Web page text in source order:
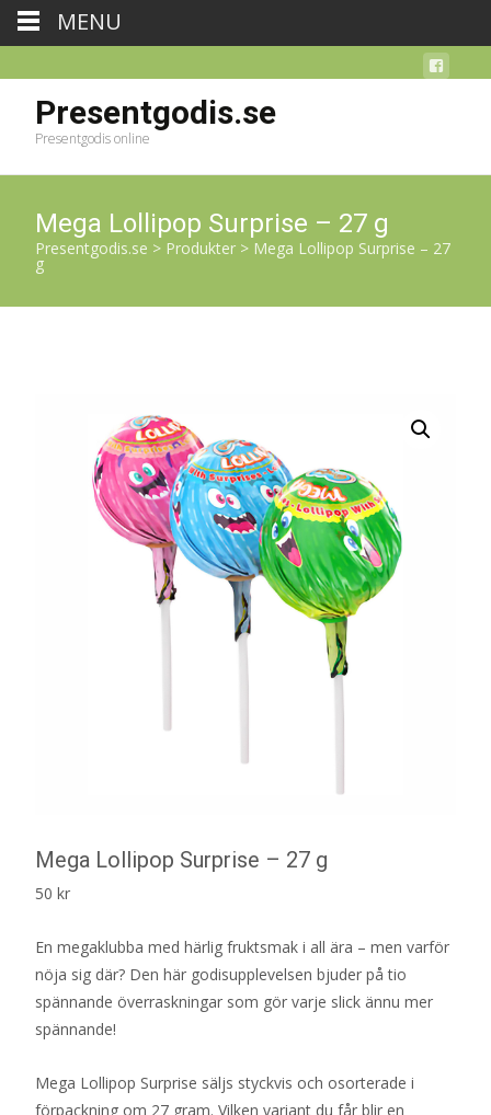
Presentgodis.se
Presentgodis online
Mega Lollipop Surprise – 27 g
Presentgodis.se > Produkter > Mega Lollipop Surprise – 27
g
Mega Lollipop Surprise – 27 g
50 kr
En megaklubba med härlig fruktsmak i all ära – men varför
nöja sig där? Den här godisupplevelsen bjuder på tio
spännande överraskningar som gör varje slick ännu mer
spännande!
Mega Lollipop Surprise säljs styckvis och osorterade i
förpackning om 27 gram. Vilken variant du får blir en
MENU